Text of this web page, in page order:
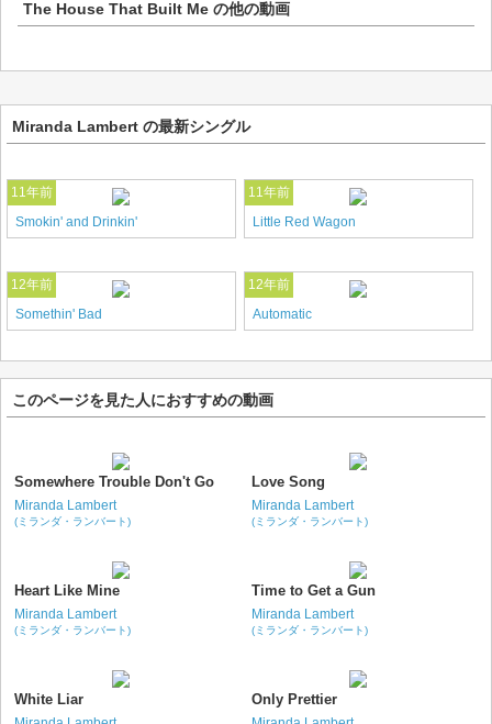
The House That Built Me の他の動画
Miranda Lambert の最新シングル
11年前
Smokin' and Drinkin'
11年前
Little Red Wagon
12年前
Somethin' Bad
12年前
Automatic
このページを見た人におすすめの動画
Somewhere Trouble Don't Go
Miranda Lambert
(ミランダ・ランバート)
Love Song
Miranda Lambert
(ミランダ・ランバート)
Heart Like Mine
Miranda Lambert
(ミランダ・ランバート)
Time to Get a Gun
Miranda Lambert
(ミランダ・ランバート)
White Liar Only Prettier